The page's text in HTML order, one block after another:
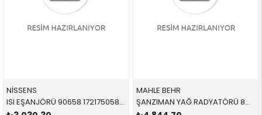
NİSSENS
ISI EŞANJÖRÜ 90658 17217505823 17217505823
MAHLE BEHR
ŞANZIMAN YAĞ RADYATÖRÜ 8MO376765784,CLC160000S LR036354 LR036354